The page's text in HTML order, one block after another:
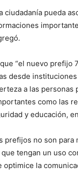
ciudadanía pueda
“el nuevo prefijo
desde
a las personas
como las
y educación,
prefijos no son para
tengan un uso
optimice la